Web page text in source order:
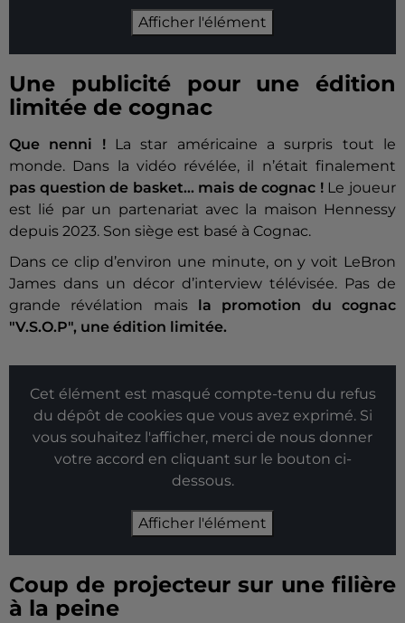
Afficher l'élément
Une publicité pour une édition
limitée de cognac
Que nenni !La star américaine a surpris tout le
monde. Dans la vidéo révélée, il n’était finalement
pas question de basket… mais de cognac !Le joueur
est lié par un partenariat avec la maison Hennessy
depuis 2023. Son siège est basé à Cognac.
Dans ce clip d’environ une minute, on y voit LeBron
James dans un décor d’interview télévisée. Pas de
grande révélation mais
la promotion du cognac
"V.S.O.P", une édition limitée.
Cet élément est masqué compte-tenu du refus
du dépôt de cookies que vous avez exprimé. Si
vous souhaitez l'afficher, merci de nous donner
votre accord en cliquant sur le bouton ci-
dessous.
Afficher l'élément
Coup de projecteur sur une filière
à la peine